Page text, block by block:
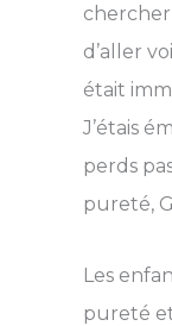
chercher
d’aller
était
J’étais
perds
pureté,
Les
pureté